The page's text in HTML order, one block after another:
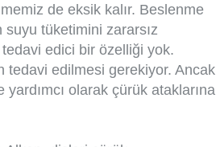
de eksik kalır. Beslenme
tüketimini zararsız
edici bir özelliği yok.
tedavi edilmesi gerekiyor. Ancak
olarak çürük ataklarına